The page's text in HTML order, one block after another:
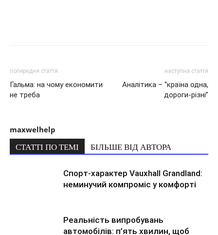
попередня стаття
Гальма: на чому економити
не треба
наступна стаття
Аналітика – “країна одна,
дороги-різні”
maxwelhelp
СТАТТІ ПО ТЕМІ БІЛЬШЕ ВІД АВТОРА
Спорт-характер Vauxhall Grandland:
неминучий компроміс у комфорті
Реальність випробувань
автомобілів: п’ять хвилин, щоб